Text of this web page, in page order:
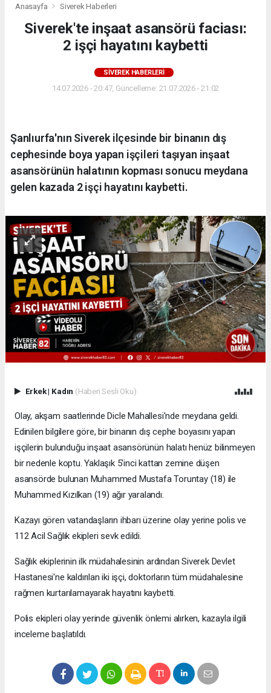
Anasayfa Siverek Haberleri
Siverek'te inşaat asansörü faciası:
2 işçi hayatını kaybetti
SIVEREK HABERLERI
14.07.2026 - 20:47, Güncelleme: 21.07.2026 - 21:02
Şanlıurfa'nın Siverek ilçesinde bir binanın dış
cephesinde boya yapan işçileri taşıyan inşaat
asansörünün halatının kopması sonucu meydana
gelen kazada 2 işçi hayatını kaybetti.
Erkek| Kadın (Haberi Sesli Oku)
Olay, akşam saatlerinde Dicle Mahallesi'nde meydana geldi.
Edinilen bilgilere göre, bir binanın dış cephe boyasını yapan
işçilerin bulunduğu inşaat asansörünün halatı henüz bilinmeyen
bir nedenle koptu. Yaklaşık 5'inci kattan zemine düşen
asansörde bulunan Muhammed Mustafa Toruntay (18) ile
Muhammed Kızılkan (19) ağır yaralandı.
Kazayı gören vatandaşların ihbarı üzerine olay yerine polis ve
112 Acil Sağlık ekipleri sevk edildi.
Sağlık ekiplerinin ilk müdahalesinin ardından Siverek Devlet
Hastanesi'ne kaldırılan iki işçi, doktorların tüm müdahalesine
rağmen kurtarılamayarak hayatını kaybetti.
Polis ekipleri olay yerinde güvenlik önlemi alırken, kazayla ilgili
inceleme başlatıldı.